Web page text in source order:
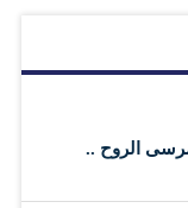
الروح ..